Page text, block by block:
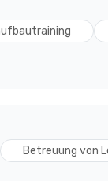
Betreuung von